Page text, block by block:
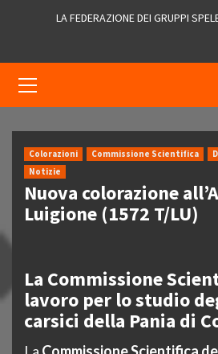
LA FEDERAZIONE DEI GRUPPI
Menu
Colorazioni Commissione Scientifica
Notizie
Nuova colorazione
Luigione (1572 T/LU)
La Commissione
lavoro per lo studio
carsici della Pania di